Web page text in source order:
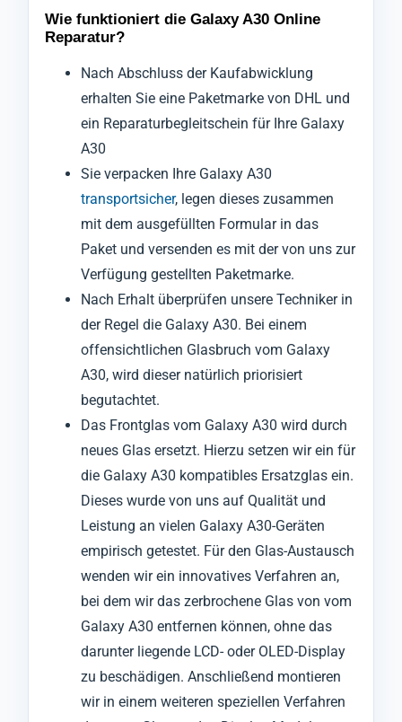
Wie funktioniert die Galaxy A30 Online
Reparatur?
Nach Abschluss der Kaufabwicklung
erhalten Sie eine Paketmarke von DHL und
ein Reparaturbegleitschein für Ihre Galaxy
A30
Sie verpacken Ihre Galaxy A30
transportsicher, legen dieses zusammen
mit dem ausgefüllten Formular in das
Paket und versenden es mit der von uns zur
Verfügung gestellten Paketmarke.
Nach Erhalt überprüfen unsere Techniker in
der Regel die Galaxy A30. Bei einem
offensichtlichen Glasbruch vom Galaxy
A30, wird dieser natürlich priorisiert
begutachtet.
Das Frontglas vom Galaxy A30 wird durch
neues Glas ersetzt. Hierzu setzen wir ein für
die Galaxy A30 kompatibles Ersatzglas ein.
Dieses wurde von uns auf Qualität und
Leistung an vielen Galaxy A30-Geräten
empirisch getestet. Für den Glas-Austausch
wenden wir ein innovatives Verfahren an,
bei dem wir das zerbrochene Glas von vom
Galaxy A30 entfernen können, ohne das
darunter liegende LCD- oder OLED-Display
zu beschädigen. Anschließend montieren
wir in einem weiteren speziellen Verfahren